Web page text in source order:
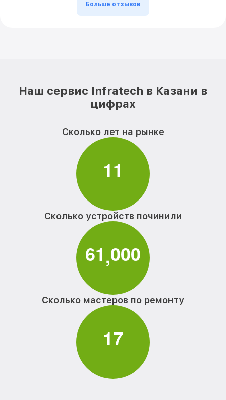
Больше отзывов
Наш сервис Infratech в Казани в
цифрах
Сколько лет на рынке
11
Сколько устройств починили
61,000
Сколько мастеров по ремонту
17